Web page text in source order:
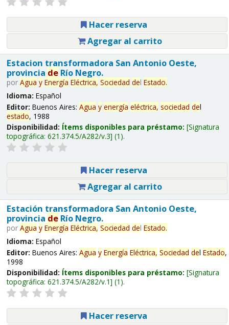
Hacer reserva
Agregar al carrito
Estacion transformadora San Antonio Oeste,
provincia deRío Negro.
por Agua y Energía Eléctrica, Sociedad del Estado.
Idioma: Español
Editor: Buenos Aires: Agua y energía eléctrica, sociedad del
estado, 1988
Disponibilidad: Ítems disponibles para préstamo: Signatura
topográfica: 621.374.5/A282/v.3 (1).
Hacer reserva
Agregar al carrito
Estación transformadora San Antonio Oeste,
provincia deRío Negro.
por Agua y Energía Eléctrica, Sociedad del Estado.
Idioma: Español
Editor: Buenos Aires: Agua y Energía Eléctrica, Sociedad del Estado,
1998
Disponibilidad: Ítems disponibles para préstamo: Signatura
topográfica: 621.374.5/A282/v.1 (1).
Hacer reserva